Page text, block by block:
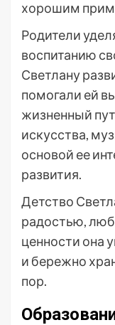
хорошим
Родители
воспитанию
Светлану
помогали ей
жизненный
искусства,
основой ее
развития.
Детство
радостью,
ценности она
и бережно
пор.